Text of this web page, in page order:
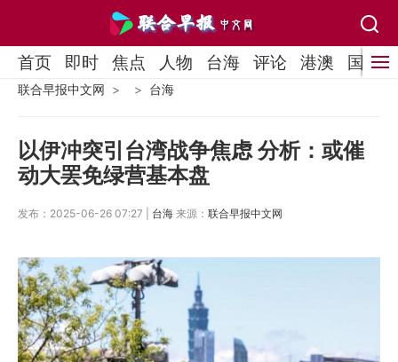
首页 即时 焦点 人物 台海 评论 港澳 国际
联合早报中文网 台海
以伊冲突引台湾战争焦虑 分析：或催
动大罢免绿营基本盘
发布：2025-06-26 07:27 | 台海 来源： 联合早报中文网